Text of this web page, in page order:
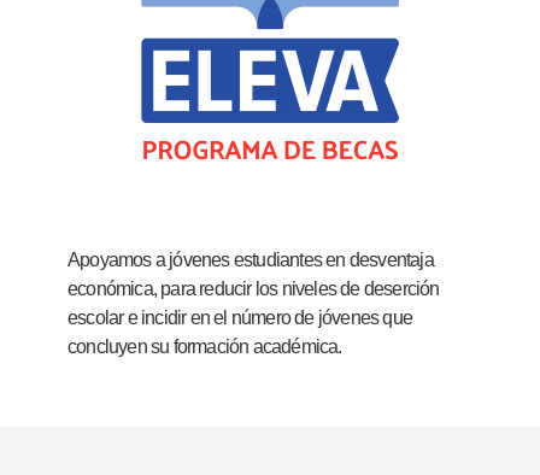
Apoyamos a jóvenes estudiantes en desventaja
económica, para reducir los niveles de deserción
escolar e incidir en el número de jóvenes que
concluyen su formación académica.